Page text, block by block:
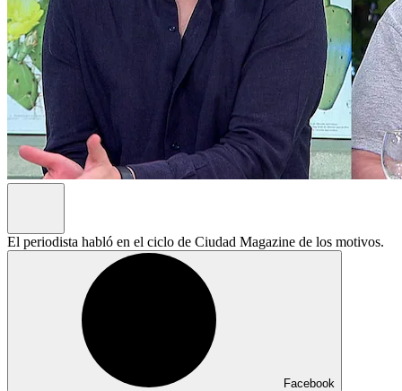
El periodista habló en el ciclo de Ciudad Magazine de los motivos.
Facebook